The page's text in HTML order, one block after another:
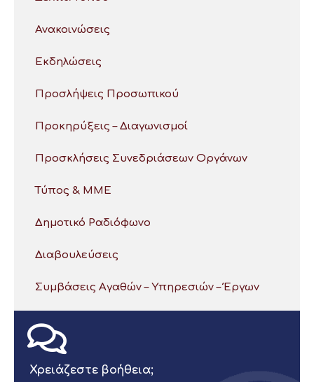
Ανακοινώσεις
Εκδηλώσεις
Προσλήψεις Προσωπικού
Προκηρύξεις – Διαγωνισμοί
Προσκλήσεις Συνεδριάσεων Οργάνων
Τύπος & ΜΜΕ
Δημοτικό Ραδιόφωνο
Διαβουλεύσεις
Συμβάσεις Αγαθών – Υπηρεσιών – Έργων
Χρειάζεστε βοήθεια;